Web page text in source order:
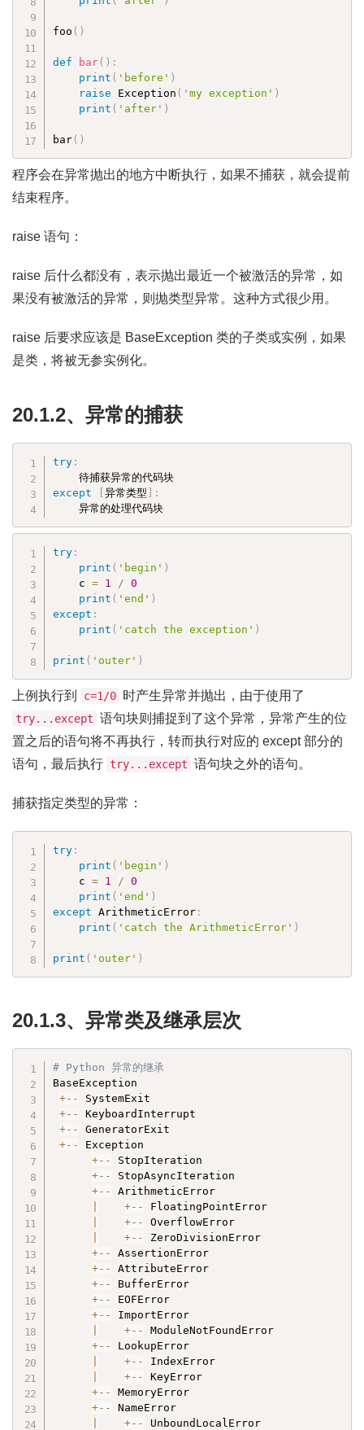
foo ( )
def bar( ) :
print ( 'before' )
raise Exception ( 'my exception' )
print ( 'after' )
bar( )
程序会在异常抛出的地方中断执行，如果不捕获，就会提前
结束程序。
raise 语句：
raise 后什么都没有，表示抛出最近一个被激活的异常，如
果没有被激活的异常，则抛类型异常。这种方式很少用。
raise 后要求应该是 BaseException 类的子类或实例，如果
是类，将被无参实例化。
20.1.2、异常的捕获
try :
except
[异常类型
:
    异常的处理代码块
try :
print ( 'begin' )
    c
= 1 /
0
print ( 'end' )
except :
print ( 'catch the exception' )
print ( 'outer' )
上例执行到 c=1/0 时产生异常并抛出，由于使用了
try...except 语句块则捕捉到了这个异常，异常产生的位
置之后的语句将不再执行，转而执行对应的 except 部分的
语句，最后执行 try...except 语句块之外的语句。
捕获指定类型的异常：
try :
print ( 'begin' )
    c
= 1 /
0
print ( 'end' )
except ArithmeticError :
print ( 'catch the ArithmeticError' )
print ( 'outer' )
20.1.3、异常类及继承层次
# Python 异常的继承
BaseException
+- -
SystemExit
+- -
KeyboardInterrupt
+- -
GeneratorExit
+- -
Exception
+- -
StopIteration
+- -
StopAsyncIteration
+- -
ArithmeticError
+- -
FloatingPointError
+- -
OverflowError
+- -
ZeroDivisionError
+- -
AssertionError
+- -
AttributeError
+- -
BufferError
+- -
EOFError
+- -
ImportError
+- -
ModuleNotFoundError
+- -
LookupError
+- -
IndexError
+- -
KeyError
+- -
MemoryError
+- -
NameError
+- - UnboundLocalError